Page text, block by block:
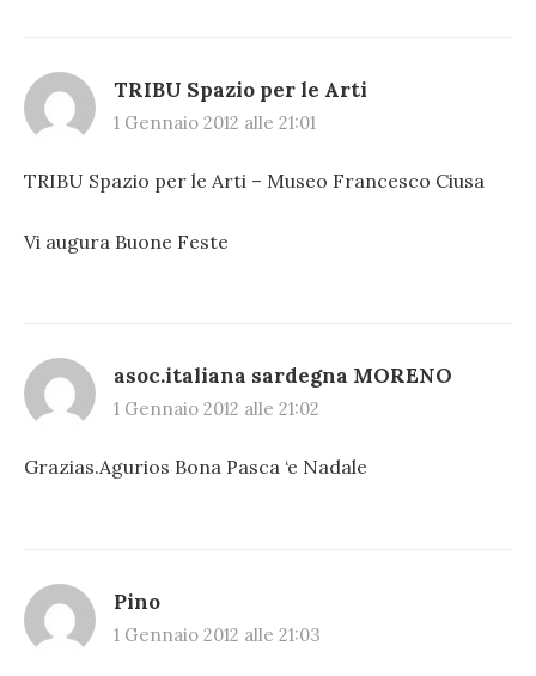
TRIBU Spazio per le Arti
1 Gennaio 2012 alle 21:01
TRIBU Spazio per le Arti – Museo Francesco Ciusa
Vi augura Buone Feste
asoc.italiana sardegna MORENO
1 Gennaio 2012 alle 21:02
Grazias.Agurios Bona Pasca ‘e Nadale
Pino
1 Gennaio 2012 alle 21:03